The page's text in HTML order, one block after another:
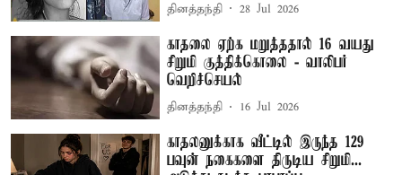
தினத்தந்தி 28 Jul 2026
காதலை ஏற்க மறுத்ததால் 16 வயது
சிறுமி குத்திக்கொலை - வாலிபர்
வெறிச்செயல்
தினத்தந்தி 16 Jul 2026
காதலனுக்காக வீட்டில் இருந்த 129
பவுன் நகைகளை திருடிய சிறுமி...